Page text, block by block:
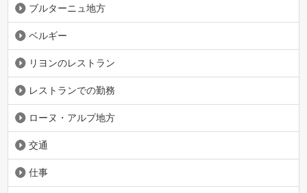
ブルターニュ地方
ベルギー
リヨンのレストラン
レストランでの勤務
ローヌ・アルプ地方
交通
仕事